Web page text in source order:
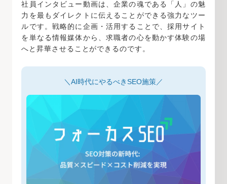
社員インタビュー動画は、企業の魂である「人」の魅
力を最もダイレクトに伝えることができる強力なツー
ルです。戦略的に企画・活用することで、採用サイト
を単なる情報媒体から、求職者の心を動かす体験の場
へと昇華させることができるのです。
＼AI時代にやるべきSEO施策／